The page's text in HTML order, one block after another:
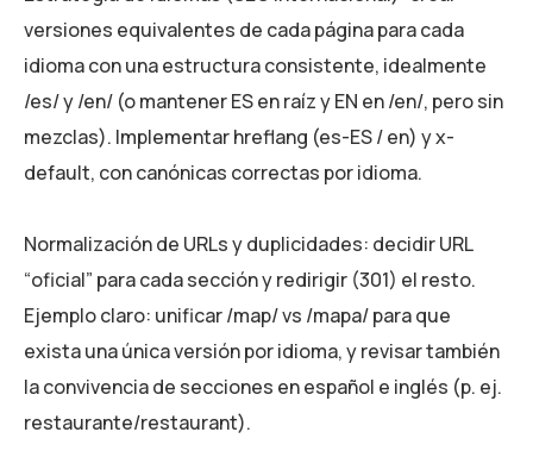
versiones equivalentes de cada página para cada
idioma con una estructura consistente, idealmente
/es/ y /en/ (o mantener ES en raíz y EN en /en/, pero sin
mezclas). Implementar hreflang (es-ES / en) y x-
default, con canónicas correctas por idioma.
Normalización de URLs y duplicidades: decidir URL
“oficial” para cada sección y redirigir (301) el resto.
Ejemplo claro: unificar /map/ vs /mapa/ para que
exista una única versión por idioma, y revisar también
la convivencia de secciones en español e inglés (p. ej.
restaurante/restaurant).